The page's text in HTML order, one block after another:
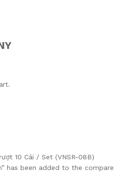
10 Cái / Set (VNSR-08B)
has been added to the compare